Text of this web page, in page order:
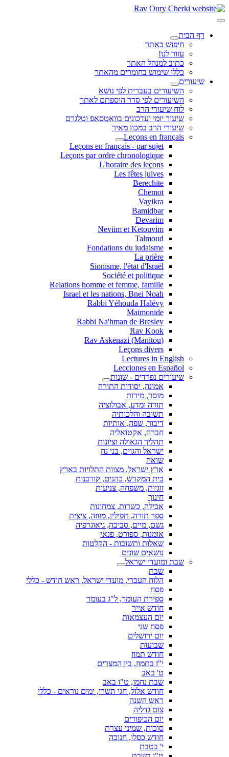
דף הבית
חיפוש באתר
עזור לנו!
כתוב למנהל האתר
כללי שימוש בחומרים מהאתר
שיעורים
השיעורים בעברית לפי נושא
השיעורים לפי סדר הוספתם לאתר
לוח שיעורי הרב
שיעור יומי ועדכונים בוואטסאפ וטלגרם
שיעורי הרב במכון מאיר
Leçons en français
Leçons en français - par sujet
Leçons par ordre chronologique
L'horaire des leçons
Les fêtes juives
Berechite
Chemot
Vayikra
Bamidbar
Devarim
Neviim et Ketouvim
Talmoud
Fondations du judaisme
La prière
Sionisme, l'état d'Israël
Société et politique
Relations homme et femme, famille
Israel et les nations, Bnei Noah
Rabbi Yéhouda Halévy
Maimonide
Rabbi Na'hman de Breslev
Rav Kook
(Rav Askenazi (Manitou
Leçons divers
Lectures in English
Lecciones en Español
שיעורים נפרדים - שונות
אמונה, יסודות התורה
מוסר, מידות
תורה ומדע, אבולוציה
תשובה והלכותיה
דיבור, שפה, אותיות
חברה, אקטואליה
תהליך הגאולה וציונות
ישראל והגוים, בני נח
שואה
ארץ ישראל, מצוות התלויות בארץ
בית המקדש, כהנים, קורבנות
זוגיות, משפחה, צניעות
חינוך
אכילה, כשרות, צמחונות
ספר תורה, תפילין, מזוזה, ציצית
גשם, מיים, סביבה, גיאוגרפיה
אומנות, ספורט, פנאי
שאלות ותשובות - הקלטות
נושאים שונים
שבת ומועדי ישראל
שבת
הלוח העברי, מועדי ישראל, ראש חודש - כללי
פסח
ספירת העומר, ל"ג בעומר
חודש אייר
יום העצמאות
פסח שני
יום ירושלים
שבועות
חודש תמוז
י"ז בתמוז, בין המצרים
ט' באב
שבת נחמו, ט"ו באב
חודש אלול, חגי תשרי, ימים נוראים - כללי
ראש השנה
צום גדליה
יום הכיפורים
סוכות, שמיני עצרת
חודש כסלו, חנוכה
י' בטבת